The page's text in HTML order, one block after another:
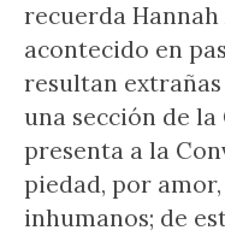
recuerda
acontecido en
resultan extrañas
una sección de la
presenta a la
piedad, por
inhumanos; de